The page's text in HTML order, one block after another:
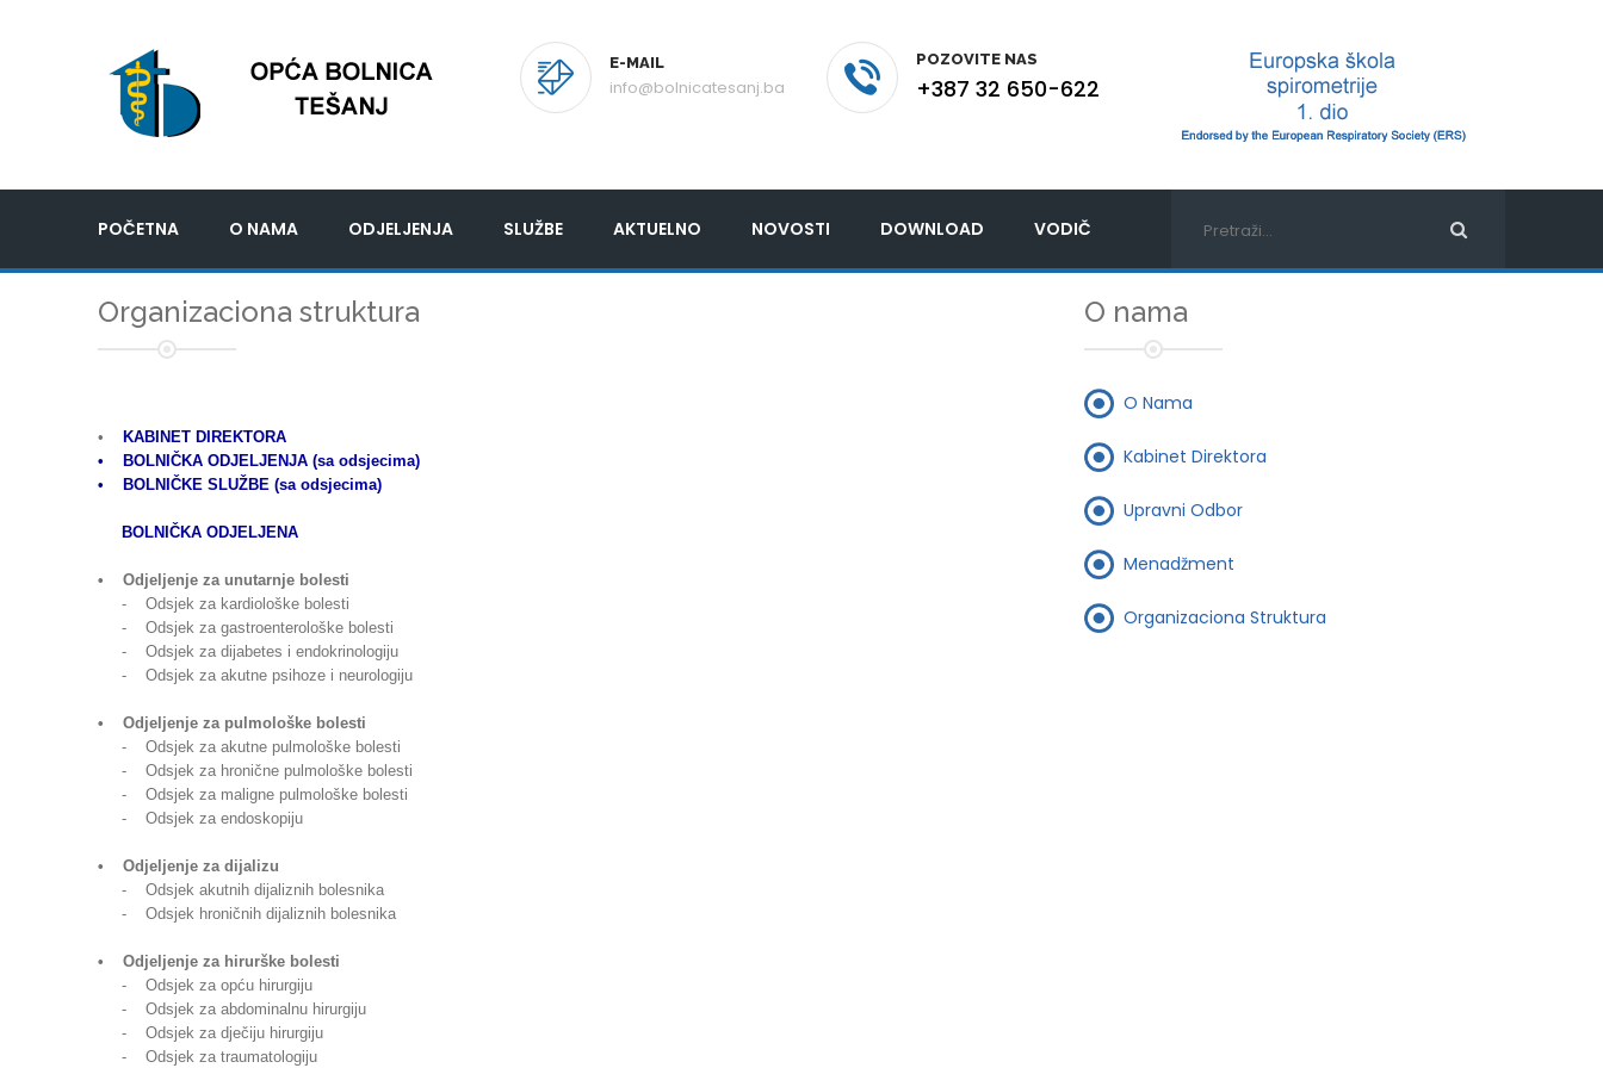
E-MAIL
info@bolnicatesanj.ba
POZOVITE NAS
+387 32 650-622
POČETNA O NAMA ODJELJENJA SLUŽBE AKTUELNO NOVOSTI DOWNLOAD VODIČ
Organizaciona struktura
•
KABINET DIREKTORA
• BOLNIČKA ODJELJENJA (sa odsjecima)
• BOLNIČKE SLUŽBE (sa odsjecima)
BOLNIČKA ODJELJENA
• Odjeljenje za unutarnje bolesti
- Odsjek za kardiološke bolesti
- Odsjek za gastroenterološke bolesti
- Odsjek za dijabetes i endokrinologiju
- Odsjek za akutne psihoze i neurologiju
• Odjeljenje za pulmološke bolesti
- Odsjek za akutne pulmološke bolesti
- Odsjek za hronične pulmološke bolesti
- Odsjek za maligne pulmološke bolesti
- Odsjek za endoskopiju
• Odjeljenje za dijalizu
- Odsjek akutnih dijaliznih bolesnika
- Odsjek hroničnih dijaliznih bolesnika
• Odjeljenje za hirurške bolesti
- Odsjek za opću hirurgiju
- Odsjek za abdominalnu hirurgiju
- Odsjek za dječiju hirurgiju
- Odsjek za traumatologiju
O nama
O Nama
Kabinet Direktora
Upravni Odbor
Menadžment
Organizaciona Struktura